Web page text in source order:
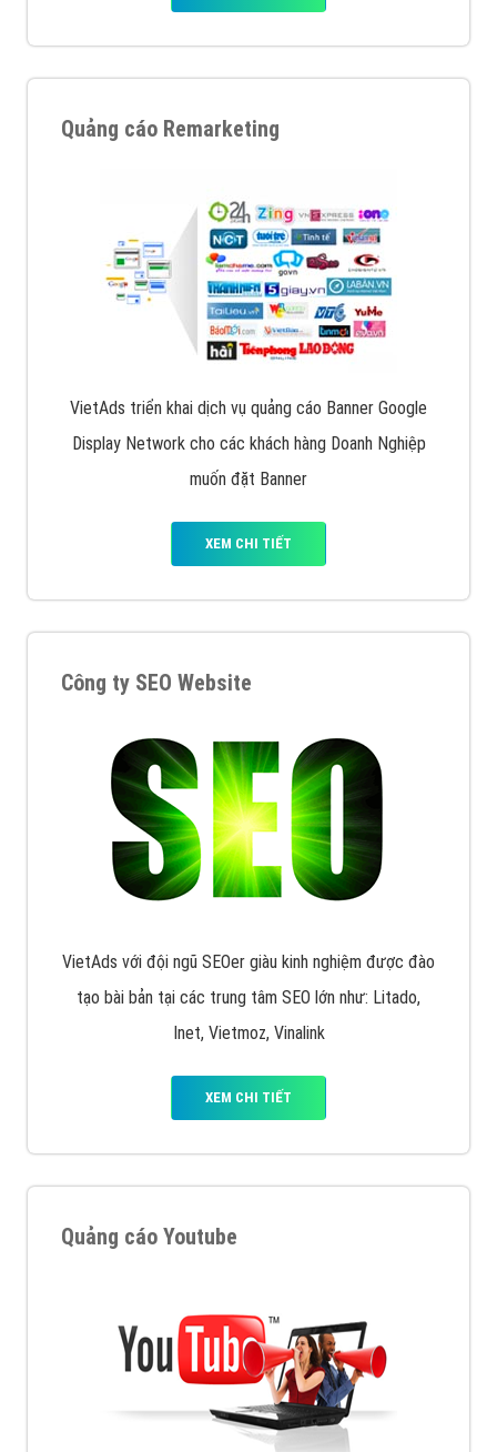
Quảng cáo Remarketing
VietAds triển khai dịch vụ quảng cáo Banner Google
Display Network cho các khách hàng Doanh Nghiệp
muốn đặt Banner
XEM CHI TIẾT
Công ty SEO Website
VietAds với đội ngũ SEOer giàu kinh nghiệm được đào
tạo bài bản tại các trung tâm SEO lớn như: Litado,
Inet, Vietmoz, Vinalink
XEM CHI TIẾT
Quảng cáo Youtube